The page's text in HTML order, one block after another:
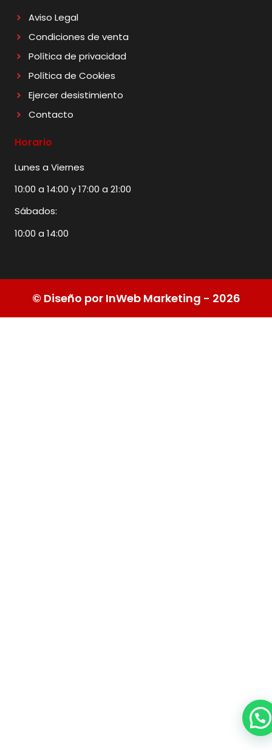
Aviso Legal
Condiciones de venta
Política de privacidad
Política de Cookies
Ejercer desistimiento
Contacto
Horario
Lunes a Viernes
10:00 a 14:00 y 17:00 a 21:00
Sábados:
10:00 a 14:00
© Diseño por InWeb Marketing - 2026